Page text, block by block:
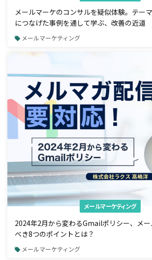
メールマーケのコンサルを疑似体験。テー
につなげた事例を通して学ぶ、改善の近道
メールマーケティング
メールマーケティング
2024年2月から変わるGmailポリシー、メ
べき8つのポイントとは？
メールマーケティング